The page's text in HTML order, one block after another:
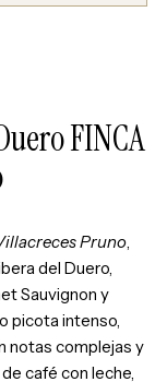
FINCA
Pruno,
del Duero,
Sauvignon y
picota intenso,
notas complejas y
café con leche,